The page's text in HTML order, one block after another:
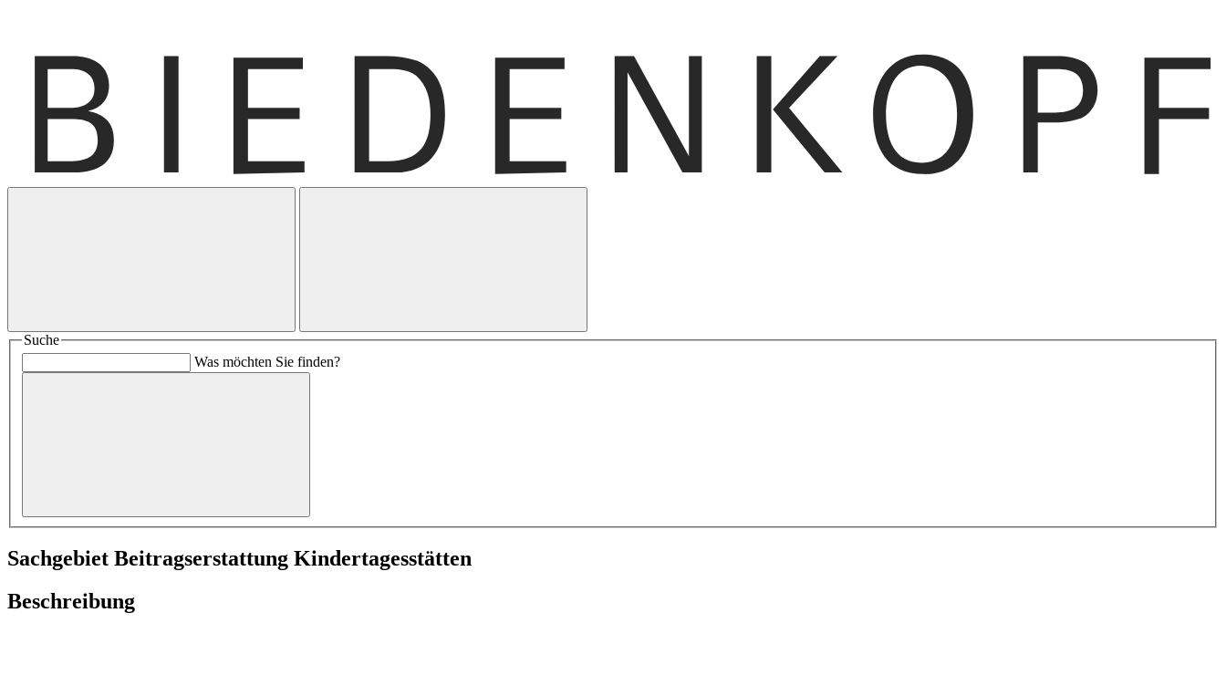
Suche
Was möchten Sie finden?
Sachgebiet Beitragserstattung Kindertagesstätten
Beschreibung